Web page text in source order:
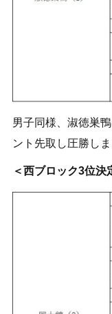
男子同様、淑徳巣
ント先取し圧勝しま
＜西ブロック3位決